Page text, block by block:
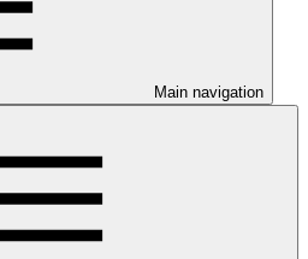
Main navigation